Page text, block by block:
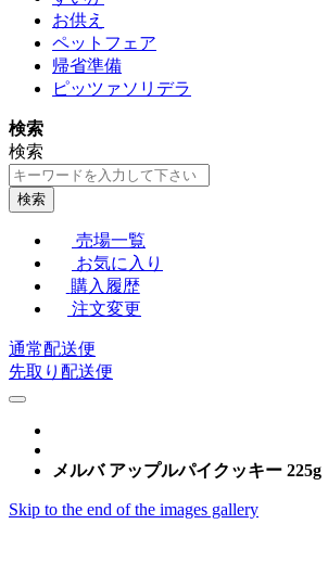
お供え
ペットフェア
帰省準備
ピッツァソリデラ
検索
検索
検索
売場一覧
お気に入り
購入履歴
注文変更
通常配送便
先取り配送便
メルバ アップルパイクッキー 225g
Skip to the end of the images gallery